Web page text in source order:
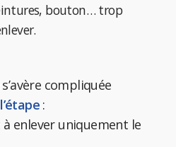
bouton… trop
compliquée
:
à enlever uniquement le